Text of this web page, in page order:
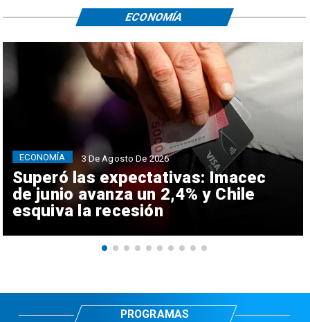
Superó las expectativas: Imacec
de junio avanza un 2,4% y Chile
esquiva la recesión
ECONOMÍA 3 De Agosto De 2026
ECONOMÍA
PROGRAMAS